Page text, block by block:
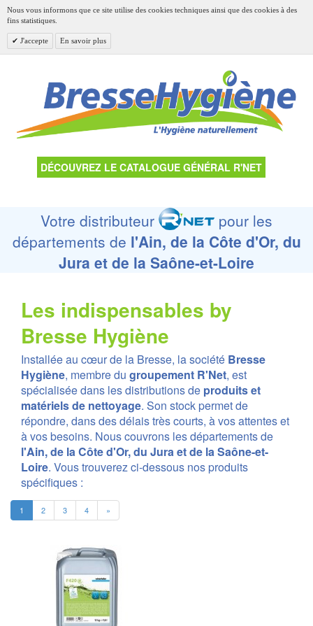
Nous vous informons que ce site utilise des cookies techniques ainsi que des cookies à des
fins statistiques.
J'accepte En savoir plus
DÉCOUVREZ LE CATALOGUE GÉNÉRAL R'NET
Votre distributeur
pour les
départements de l'Ain, de la Côte d'Or, du
Jura et de la Saône-et-Loire
Les indispensables by
Bresse Hygiène
Installée au cœur de la Bresse, la société Bresse
Hygiène, membre du groupement R'Net, est
spécialisée dans les distributions de produits et
matériels de nettoyage. Son stock permet de
répondre, dans des délais très courts, à vos attentes et
à vos besoins. Nous couvrons les départements de
l'Ain, de la Côte d'Or, du Jura et de la Saône-et-
Loire. Vous trouverez ci-dessous nos produits
spécifiques :
1 2 3 4 »